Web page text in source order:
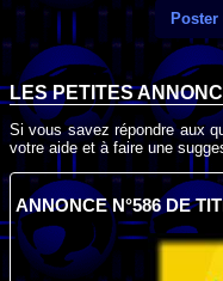
LES PETITES
Si vous savez répondre aux
votre aide et à faire une
ANNONCE N°586 DE